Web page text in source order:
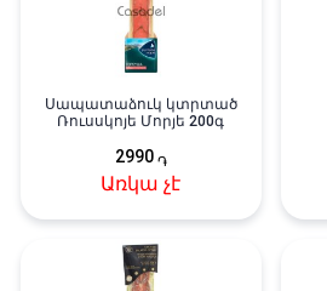
Սապատաձուկ կտրտած
Ռուսսկոյե Մորյե 200գ
2990 ֏
Առկա չէ